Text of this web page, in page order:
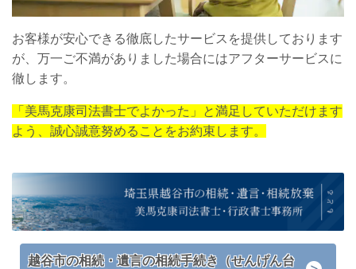
お客様が安心できる徹底したサービスを提供しております
が、万一ご不満がありました場合にはアフターサービスに
徹します。
「美馬克康司法書士でよかった」と満足していただけます
よう、誠心誠意努めることをお約束します。
越谷市の相続・遺言の相続手続き（せんげん台